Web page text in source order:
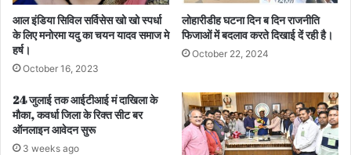
आल इंडिया सिविल सर्विसेस खो खो स्पर्धा
के लिए मनोरमा यदु का चयन यादव समाज मे
हर्ष।
October 16, 2023
लोहारीडीह घटना दिन ब दिन राजनीति
फिजाओं में बदलाव करते दिखाई दें रही है।
October 22, 2024
24 जुलाई तक आईटीआई मं दाखिला के
मौका, कवर्धा जिला के रिक्त सीट बर
ऑनलाइन आवेदन सुरू
3 weeks ago